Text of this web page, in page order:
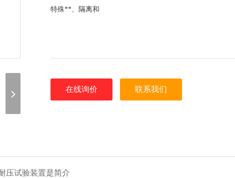
特殊**、隔离和
在线询价 联系我们
压试验装置是简介